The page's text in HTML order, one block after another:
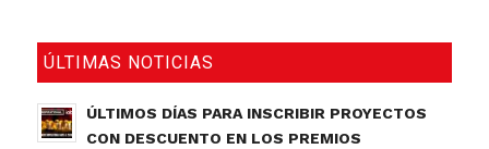
ÚLTIMAS NOTICIAS
ÚLTIMOS DÍAS PARA INSCRIBIR PROYECTOS
CON DESCUENTO EN LOS PREMIOS